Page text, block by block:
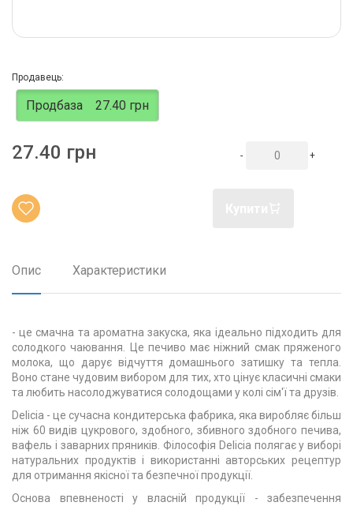
Продавець:
Продбаза 27.40 грн
27.40 грн - +
Опис Характеристики
- це смачна та ароматна закуска, яка ідеально підходить для
солодкого чаювання. Це печиво має ніжний смак пряженого
молока, що дарує відчуття домашнього затишку та тепла.
Воно стане чудовим вибором для тих, хто цінує класичні смаки
та любить насолоджуватися солодощами у колі сім'ї та друзів.
Delicia - це сучасна кондитерська фабрика, яка виробляє більш
ніж 60 видів цукрового, здобного, збивного здобного печива,
вафель і заварних пряників. Філософія Delicia полягає у виборі
натуральних продуктів і використанні авторських рецептур
для отримання якісної та безпечної продукції.
Основа впевненості у власній продукції - забезпечення